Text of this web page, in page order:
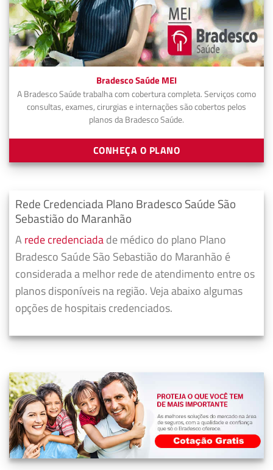
Bradesco Saúde MEI
A Bradesco Saúde trabalha com cobertura completa. Serviços como
consultas, exames, cirurgias e internações são cobertos pelos
planos da Bradesco Saúde.
CONHEÇA O PLANO
Rede Credenciada Plano Bradesco Saúde São
Sebastião do Maranhão
A rede credenciadade médico do plano Plano
Bradesco Saúde São Sebastião do Maranhão é
considerada a melhor rede de atendimento entre os
planos disponíveis na região. Veja abaixo algumas
opções de hospitais credenciados.